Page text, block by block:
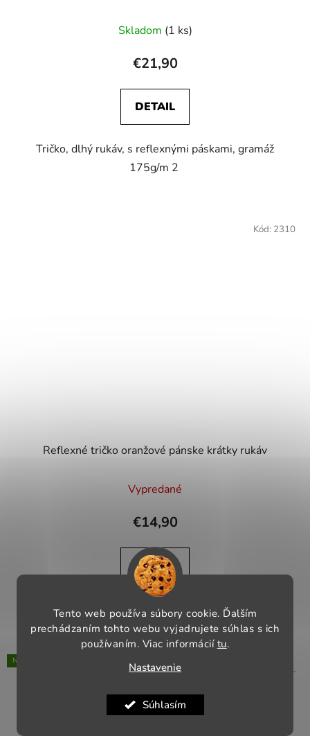
Tento web používa súbory cookie. Ďalším
prechádzaním tohto webu vyjadrujete súhlas s ich
používaním. Viac informácií tu.
Nastavenie
Súhlasím
Skladom (1 ks)
€21,90
DETAIL
Tričko, dlhý rukáv, s reflexnými páskami, gramáž
175g/m 2
Reflexné tričko oranžové pánske krátky rukáv
Vypredané
€14,90
DETAIL
55% polyester 45% bavlna
Kód: 2310
NOVINKA
2307/L